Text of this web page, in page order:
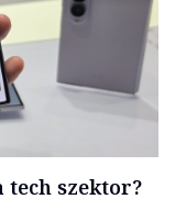
szektor?